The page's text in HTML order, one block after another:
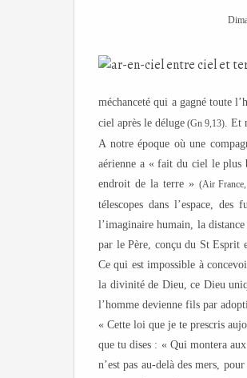
méchanceté qui a gagné toute
ciel après le déluge (Gn 9,13). Et
A notre époque où une
aérienne a « fait du ciel le plus
endroit de la terre » (Air
télescopes dans l’espace,
l’imaginaire humain, la
par le Père, conçu du St Esprit
Ce qui est impossible à
la divinité de Dieu, ce Dieu
l’homme devienne fils par
« Cette loi que je te prescris
que tu dises : « Qui montera
n’est pas au-delà des mers,